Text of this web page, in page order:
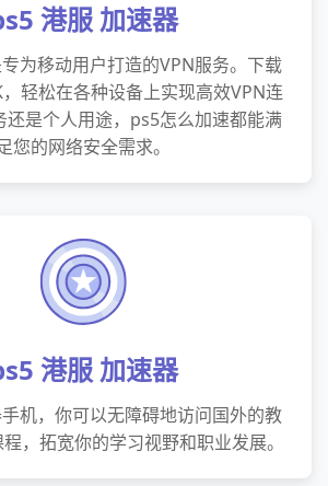
港服 加速器
为移动用户打造的VPN服务。下载
轻松在各种设备上实现高效VPN连
还是个人用途，ps5怎么加速都能满
您的网络安全需求。
港服 加速器
机，你可以无障碍地访问国外的教
，拓宽你的学习视野和职业发展。